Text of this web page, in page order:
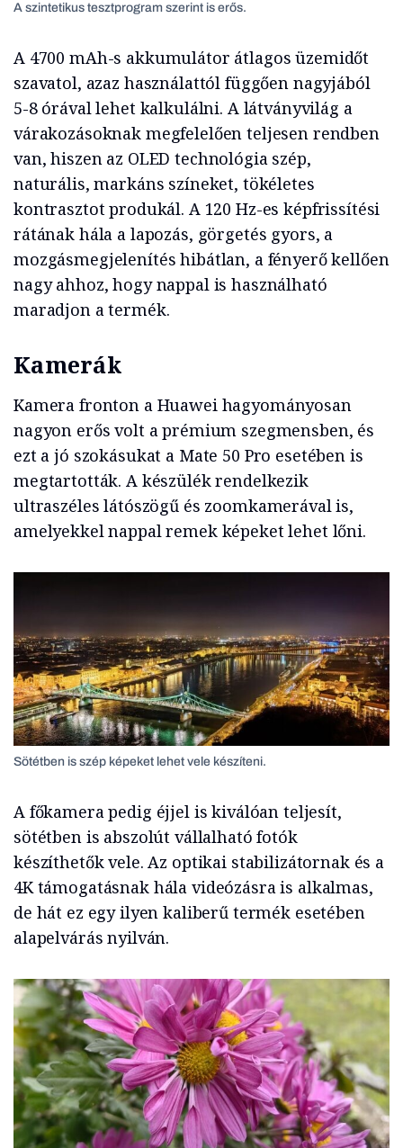
A szintetikus tesztprogram szerint is erős.
A 4700 mAh-s akkumulátor átlagos üzemidőt
szavatol, azaz használattól függően nagyjából
5-8 órával lehet kalkulálni. A látványvilág a
várakozásoknak megfelelően teljesen rendben
van, hiszen az OLED technológia szép,
naturális, markáns színeket, tökéletes
kontrasztot produkál. A 120 Hz-es képfrissítési
rátának hála a lapozás, görgetés gyors, a
mozgásmegjelenítés hibátlan, a fényerő kellően
nagy ahhoz, hogy nappal is használható
maradjon a termék.
Kamerák
Kamera fronton a Huawei hagyományosan
nagyon erős volt a prémium szegmensben, és
ezt a jó szokásukat a Mate 50 Pro esetében is
megtartották. A készülék rendelkezik
ultraszéles látószögű és zoomkamerával is,
amelyekkel nappal remek képeket lehet lőni.
Sötétben is szép képeket lehet vele készíteni.
A főkamera pedig éjjel is kiválóan teljesít,
sötétben is abszolút vállalható fotók
készíthetők vele. Az optikai stabilizátornak és a
4K támogatásnak hála videózásra is alkalmas,
de hát ez egy ilyen kaliberű termék esetében
alapelvárás nyilván.